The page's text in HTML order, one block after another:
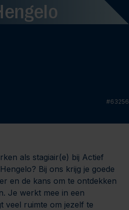
#63256
als stagiair(e) bij Actief
Bij ons krijg je goede
en de kans om te ontdekken
Je werkt mee in een
veel ruimte om jezelf te